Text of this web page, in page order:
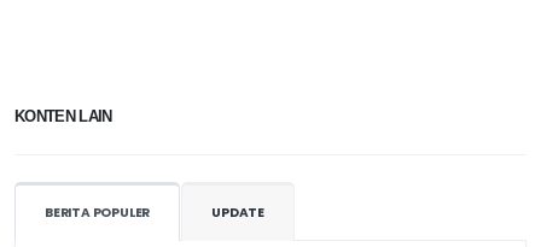
KONTEN LAIN
BERITA POPULER UPDATE